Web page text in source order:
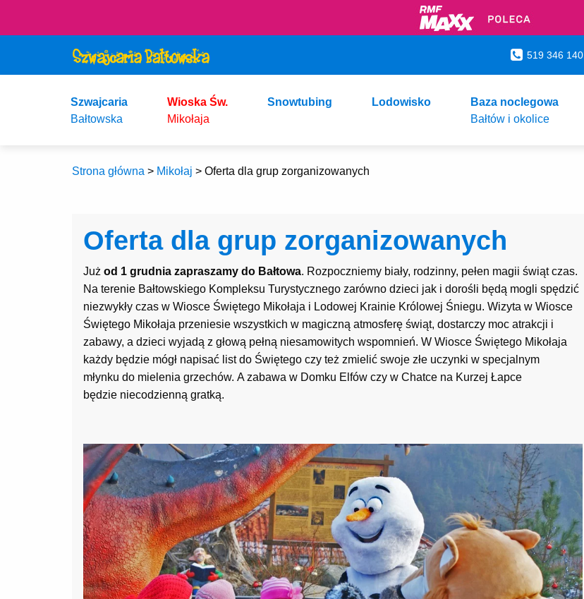
519 346 140
Szwajcaria
Bałtowska
Wioska Św.
Mikołaja
Snowtubing Lodowisko
Baza noclegowa
Bałtów i okolice
Strona główna > Mikołaj > Oferta dla grup zorganizowanych
Oferta dla grup zorganizowanych
Już od 1 grudnia zapraszamy do Bałtowa. Rozpoczniemy biały, rodzinny, pełen magii świąt czas.
Na terenie Bałtowskiego Kompleksu Turystycznego zarówno dzieci jak i dorośli będą mogli spędzić
niezwykły czas w Wiosce Świętego Mikołaja i Lodowej Krainie Królowej Śniegu. Wizyta w Wiosce
Świętego Mikołaja przeniesie wszystkich w magiczną atmosferę świąt, dostarczy moc atrakcji i
zabawy, a dzieci wyjadą z głową pełną niesamowitych wspomnień. W Wiosce Świętego Mikołaja
każdy będzie mógł napisać list do Świętego czy też zmielić swoje złe uczynki w specjalnym
młynku do mielenia grzechów. A zabawa w Domku Elfów czy w Chatce na Kurzej Łapce
będzie niecodzienną gratką.